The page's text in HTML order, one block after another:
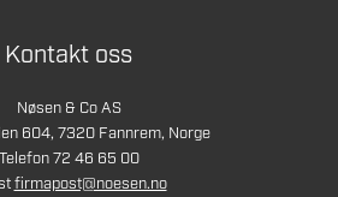
Kontakt oss
Nøsen & Co AS
604, 7320 Fannrem, Norge
Telefon 72 46 65 00
firmapost@noesen.no